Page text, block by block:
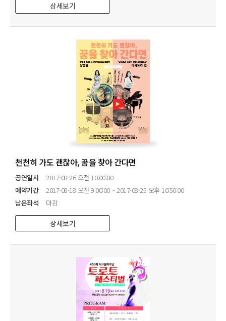
상세보기
천천히 가도 괜찮아, 꿈을 찾아 간다면
공연일시
2017-08-26 오전 10:00:00
예약기간
2017-08-18 오전 9:00:00 ~ 2017-08-25 오후 10:50:00
남은좌석
마감
상세보기